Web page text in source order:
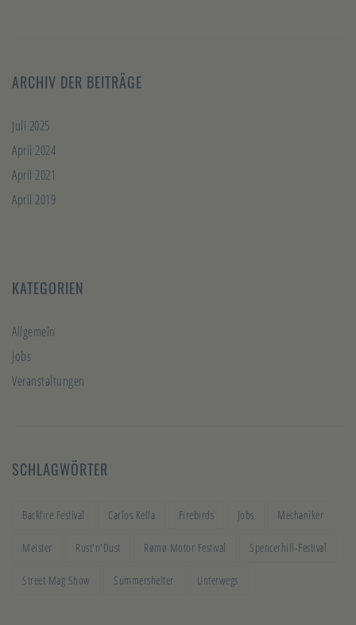
ARCHIV DER BEITRÄGE
Juli 2025
April 2024
April 2021
April 2019
KATEGORIEN
Allgemein
Jobs
Veranstaltungen
SCHLAGWÖRTER
Backfire Festival Carlos Kella Firebirds Jobs Mechaniker
Meister Rust'n'Dust Rømø Motor Festival Spencerhill-Festival
Street Mag Show Summershelter Unterwegs